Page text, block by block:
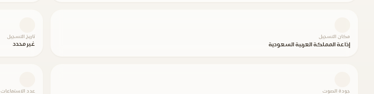
مكان التسجيل
إذاعة المملكة العربية السعودية
تاريخ التسجيل
غير محدد
جودة الصوت عدد الاستماعات